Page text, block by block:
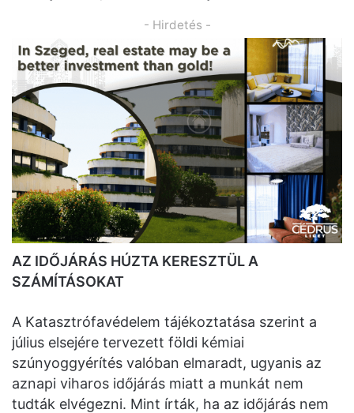
- Hirdetés -
AZ IDŐJÁRÁS HÚZTA KERESZTÜL A
SZÁMÍTÁSOKAT
A Katasztrófavédelem tájékoztatása szerint a
július elsejére tervezett földi kémiai
szúnyoggyérítés valóban elmaradt, ugyanis az
aznapi viharos időjárás miatt a munkát nem
tudták elvégezni. Mint írták, ha az időjárás nem